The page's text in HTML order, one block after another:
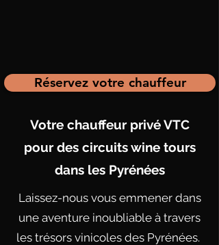
Réservez votre chauffeur
Votre chauffeur privé VTC
pour des circuits wine tours
dans les Pyrénées
Laissez-nous vous emmener dans
une aventure inoubliable à travers
les trésors vinicoles des Pyrénées.